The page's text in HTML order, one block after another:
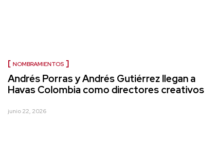
NOMBRAMIENTOS
Andrés Porras y Andrés Gutiérrez llegan a
Havas Colombia como directores creativos
junio 22, 2026